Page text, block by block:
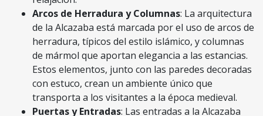
Arcos de Herradura y Columnas: La arquitectura
de la Alcazaba está marcada por el uso de arcos de
herradura, típicos del estilo islámico, y columnas
de mármol que aportan elegancia a las estancias.
Estos elementos, junto con las paredes decoradas
con estuco, crean un ambiente único que
transporta a los visitantes a la época medieval.
Puertas y Entradas: Las entradas a la Alcazaba